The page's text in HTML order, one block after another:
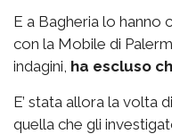
E a Bagheria lo hanno
con la Mobile di
indagini, ha escluso
E’ stata allora la volta
quella che gli